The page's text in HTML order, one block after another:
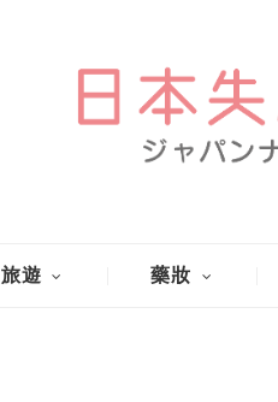
旅遊 藥妝